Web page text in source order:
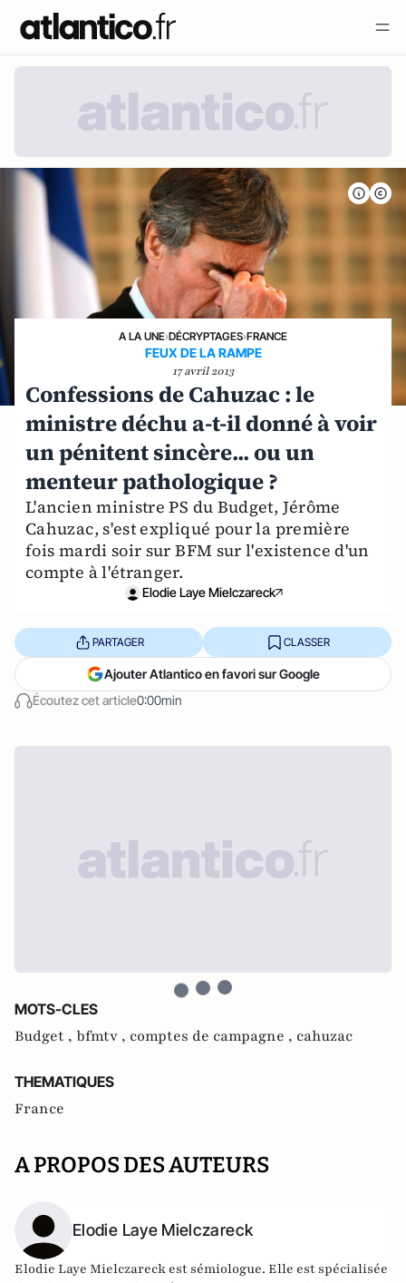
A LA UNE›DÉCRYPTAGES›FRANCE
FEUX DE LA RAMPE
17 avril 2013
Confessions de Cahuzac : le
ministre déchu a-t-il donné à voir
un pénitent sincère... ou un
menteur pathologique ?
L'ancien ministre PS du Budget, Jérôme
Cahuzac, s'est expliqué pour la première
fois mardi soir sur BFM sur l'existence d'un
compte à l'étranger.
Elodie Laye Mielczareck
Écoutez cet article0:00min
PARTAGER CLASSER
Ajouter Atlantico en favori sur Google
MOTS-CLES
Budget , bfmtv , comptes de campagne , cahuzac
THEMATIQUES
France
A PROPOS DES AUTEURS
Elodie Laye Mielczareck
Elodie Laye Mielczareck est sémiologue. Elle est spécialisée